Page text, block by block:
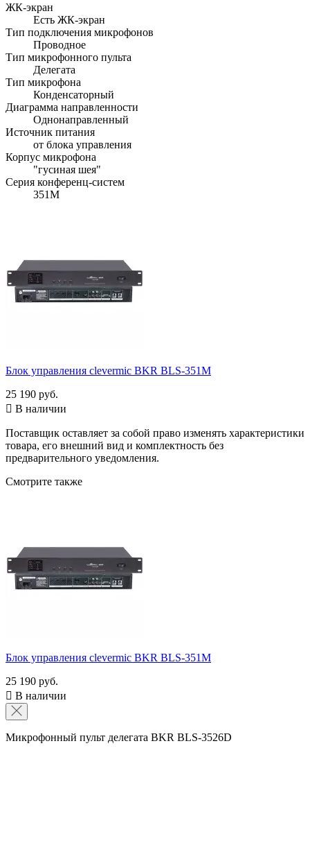
ЖК-экран
Есть ЖК-экран
Тип подключения микрофонов
Проводное
Тип микрофонного пульта
Делегата
Тип микрофона
Конденсаторный
Диаграмма направленности
Однонаправленный
Источник питания
от блока управления
Корпус микрофона
"гусиная шея"
Серия конференц-систем
351M
Блок управления clevermic BKR BLS-351M
25 190 руб.
 В наличии
Поставщик оставляет за собой право изменять характеристики
товара, его внешний вид и комплектность без
предварительного уведомления.
Смотрите также
Блок управления clevermic BKR BLS-351M
25 190 руб.
 В наличии
Микрофонный пульт делегата BKR BLS-3526D